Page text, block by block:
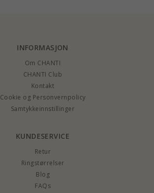
INFORMASJON
Om CHANTI
CHANTI Club
Kontakt
Cookie og Personvernpolicy
Samtykkeinnstillinger
KUNDESERVICE
Retur
Ringstørrelser
Blog
FAQs